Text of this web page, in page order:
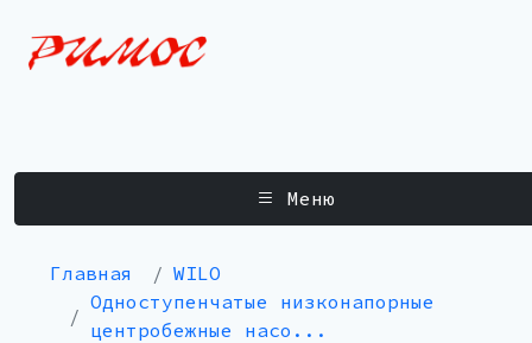
Меню
Главная
WILO
Одноступенчатые низконапорные
центробежные насо...